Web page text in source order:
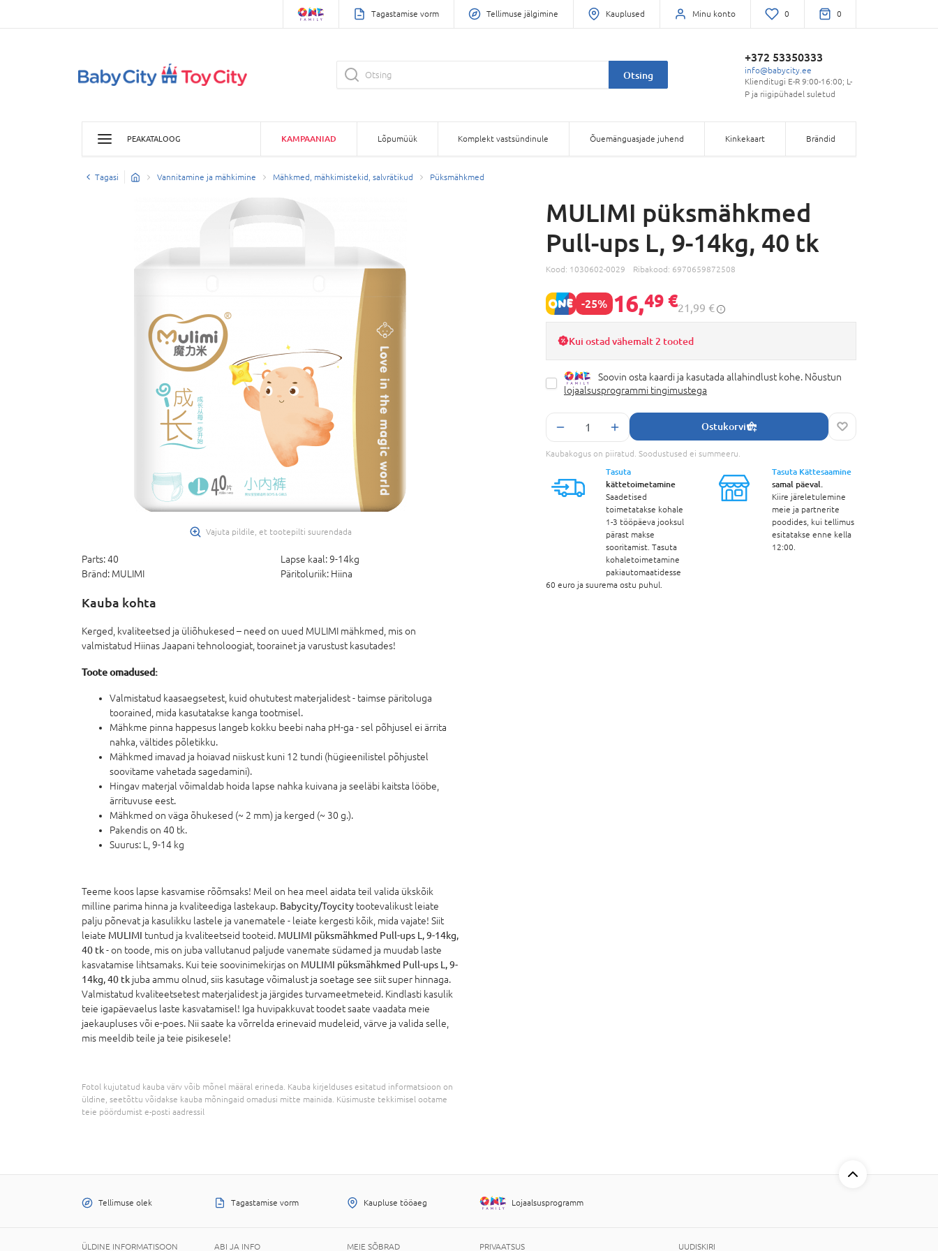
Tagastamise vorm Tellimuse jälgimine Kauplused Minu konto 0 0
Otsing
+372 53350333
info@babycity.ee
Klienditugi E-R 9:00-16:00; L-
P ja riigipühadel suletud
PEAKATALOOG KAMPAANIAD Lõpumüük Komplekt vastsündinule Õuemänguasjade juhend Kinkekaart Brändid
Tagasi Vannitamine ja mähkimine Mähkmed, mähkimistekid, salvrätikud Püksmähkmed
Vajuta pildile, et tootepilti suurendada
Parts:40 Lapse kaal: 9-14kg
Bränd: MULIMI Päritoluriik: Hiina
Kauba kohta
Kerged, kvaliteetsed ja üliõhukesed – need on uued MULIMI mähkmed, mis on
valmistatud Hiinas Jaapani tehnoloogiat, toorainet ja varustust kasutades!
Toote omadused:
Valmistatud kaasaegsetest, kuid ohututest materjalidest - taimse päritoluga
toorained, mida kasutatakse kanga tootmisel.
Mähkme pinna happesus langeb kokku beebi naha pH-ga - sel põhjusel ei ärrita
nahka, vältides põletikku.
Mähkmed imavad ja hoiavad niiskust kuni 12 tundi (hügieenilistel põhjustel
soovitame vahetada sagedamini).
Hingav materjal võimaldab hoida lapse nahka kuivana ja seeläbi kaitsta lööbe,
ärrituvuse eest.
Mähkmed on väga õhukesed (~ 2 mm) ja kerged (~ 30 g.).
Pakendis on 40 tk.
Suurus: L, 9-14 kg
Teeme koos lapse kasvamise rõõmsaks! Meil on hea meel aidata teil valida ükskõik
milline parima hinna ja kvaliteediga lastekaup. Babycity/Toycity tootevalikust leiate
palju põnevat ja kasulikku lastele ja vanematele - leiate kergesti kõik, mida vajate! Siit
leiate MULIMI tuntud ja kvaliteetseid tooteid. MULIMI püksmähkmed Pull-ups L, 9-14kg,
40 tk- on toode, mis on juba vallutanud paljude vanemate südamed ja muudab laste
kasvatamise lihtsamaks. Kui teie soovinimekirjas on MULIMI püksmähkmed Pull-ups L, 9-
14kg, 40 tk juba ammu olnud, siis kasutage võimalust ja soetage see siit super hinnaga.
Valmistatud kvaliteetsetest materjalidest ja järgides turvameetmeteid. Kindlasti kasulik
teie igapäevaelus laste kasvatamisel! Iga huvipakkuvat toodet saate vaadata meie
jaekaupluses või e-poes. Nii saate ka võrrelda erinevaid mudeleid, värve ja valida selle,
mis meeldib teile ja teie pisikesele!
Fotol kujutatud kauba värv võib mõnel määral erineda. Kauba kirjelduses esitatud informatsioon on
üldine, seetõttu võidakse kauba mõningaid omadusi mitte mainida. Küsimuste tekkimisel ootame
teie pöördumist e-posti aadressil
MULIMI püksmähkmed
Pull-ups L, 9-14kg, 40 tk
Kood: 1030602-0029 Ribakood: 6970659872508
-25% 16,49 €21,99 €
Kui ostad vähemalt 2 tooted
Soovin osta kaardi ja kasutada allahindlust kohe. Nõustun
lojaalsusprogrammi tingimustega
Ostukorvi
Kaubakogus on piiratud. Soodustused ei summeeru.
Tasuta
kättetoimetamine
Saadetised
toimetatakse kohale
1-3 tööpäeva jooksul
pärast makse
sooritamist. Tasuta
kohaletoimetamine
pakiautomaatidesse
60 euro ja suurema ostu puhul.
Tasuta Kättesaamine
samal päeval.
Kiire järeletulemine
meie ja partnerite
poodides, kui tellimus
esitatakse enne kella
12:00.
Tellimuse olek Tagastamise vorm Kaupluse tööaeg Lojaalsusprogramm
ÜLDINE INFORMATISOON ABI JA INFO MEIE SÕBRAD PRIVAATSUS UUDISKIRI